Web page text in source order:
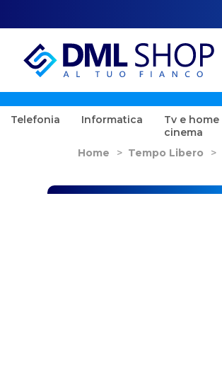
Telefonia Informatica
Tv e home
cinema
Home > Tempo Libero >